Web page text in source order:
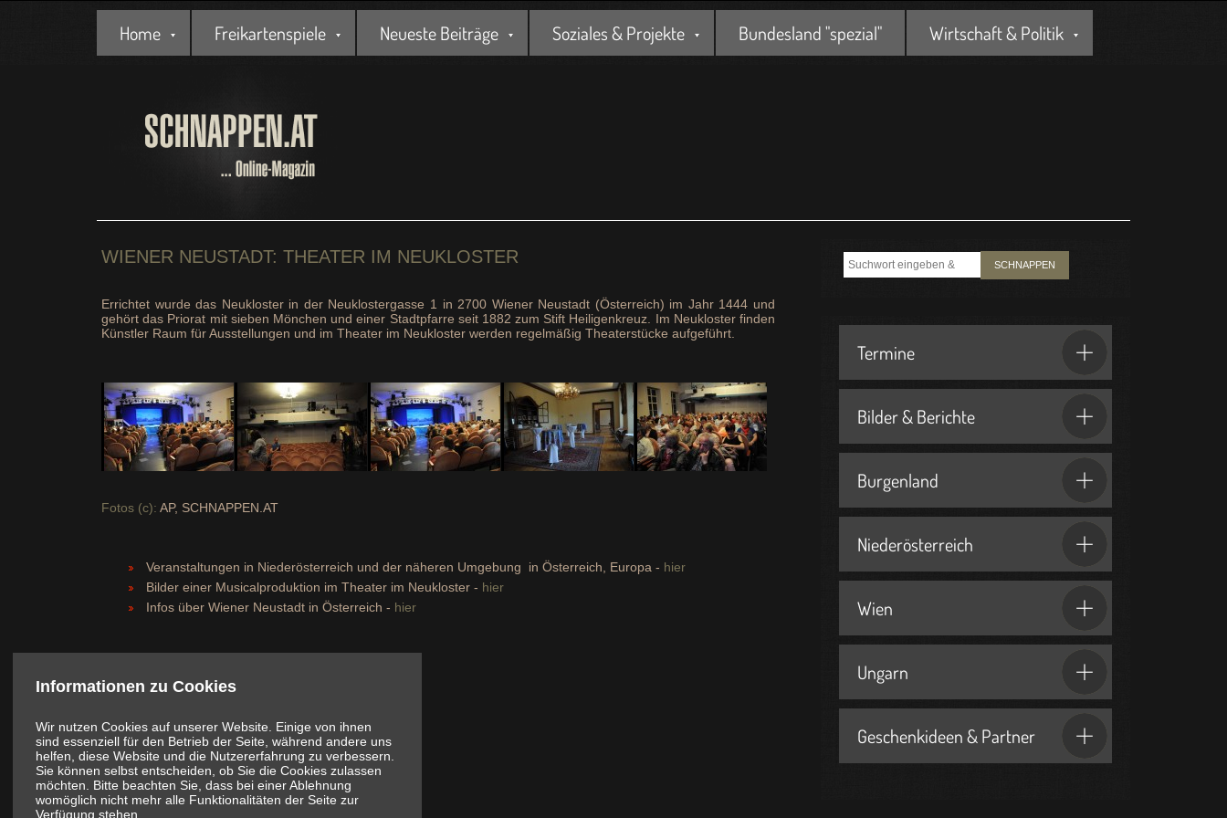
Informationen zu Cookies
Wir nutzen Cookies auf unserer Website. Einige von ihnen
sind essenziell für den Betrieb der Seite, während andere uns
helfen, diese Website und die Nutzererfahrung zu verbessern.
Sie können selbst entscheiden, ob Sie die Cookies zulassen
möchten. Bitte beachten Sie, dass bei einer Ablehnung
womöglich nicht mehr alle Funktionalitäten der Seite zur
Verfügung stehen.
Home Freikartenspiele Neueste Beiträge Soziales & Projekte Bundesland "spezial" Wirtschaft & Politik
WIENER NEUSTADT: THEATER IM NEUKLOSTER
Errichtet wurde das Neukloster in der Neuklostergasse 1 in 2700 Wiener Neustadt (Österreich) im Jahr 1444 und
gehört das Priorat mit sieben Mönchen und einer Stadtpfarre seit 1882 zum Stift Heiligenkreuz. Im Neukloster finden
Künstler Raum für Ausstellungen und im Theater im Neukloster werden regelmäßig Theaterstücke aufgeführt.
Fotos (c): AP, SCHNAPPEN.AT
Veranstaltungen in Niederösterreich und der näheren Umgebung in Österreich, Europa - hier
Bilder einer Musicalproduktion im Theater im Neukloster - hier
Infos über Wiener Neustadt in Österreich - hier
SCHNAPPEN
Termine
Bilder & Berichte
Burgenland
Niederösterreich
Wien
Ungarn
Geschenkideen & Partner